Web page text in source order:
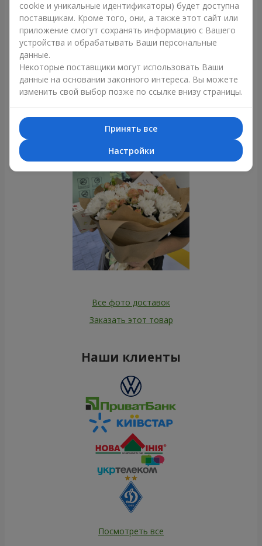
Букет из 35 красных роз
Фотогалерея
Все фото доставок
Заказать этот товар
Наши клиенты
Посмотреть все
cookie и уникальные идентификаторы) будет доступна
поставщикам. Кроме того, они, а также этот сайт или
приложение смогут сохранять информацию с Вашего
устройства и обрабатывать Ваши персональные
данные.
Некоторые поставщики могут использовать Ваши
данные на основании законного интереса. Вы можете
изменить свой выбор позже по ссылке внизу страницы.
Принять все
Настройки